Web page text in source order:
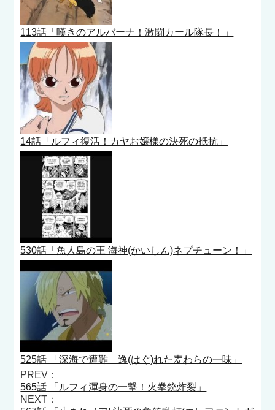
113話「嘆きのアルバーナ！激闘カール隊長！」
14話「ルフィ復活！カヤお嬢様の決死の抵抗」
530話「魚人島の王 海神(かいしん)ネプチューン！」
525話 「深海で遭難 逸(はぐ)れた麦わらの一味」
PREV：
565話 「ルフィ渾身の一撃！火拳銃炸裂」
NEXT：